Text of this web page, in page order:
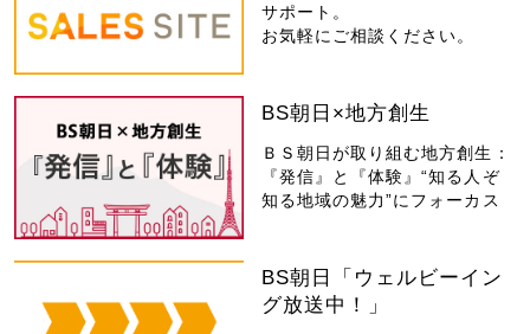
サポート。
お気軽にご相談ください。
BS朝日×地方創生
ＢＳ朝日が取り組む地方創生：
『発信』と『体験』“知る人ぞ
知る地域の魅力”にフォーカス
BS朝日「ウェルビーイン
グ放送中！」